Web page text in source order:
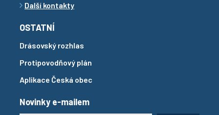
Další kontakty
OSTATNÍ
Drásovský rozhlas
Protipovodňový plán
Aplikace Česká obec
Novinky e-mailem